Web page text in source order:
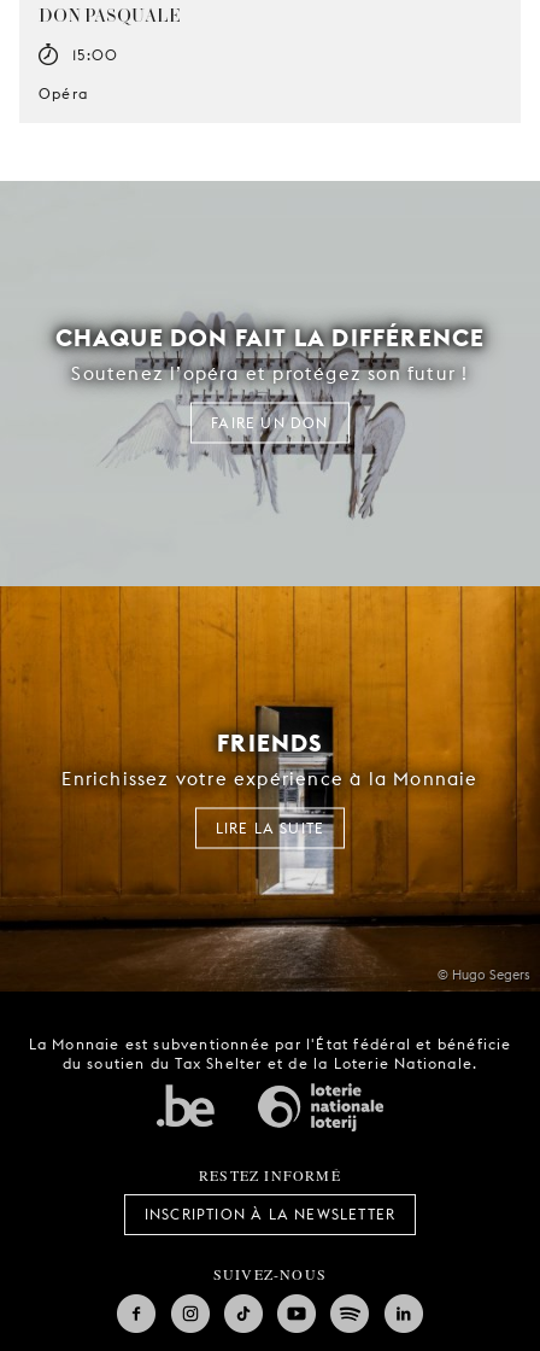
DON PASQUALE
15:00
Opéra
CHAQUE DON FAIT LA DIFFÉRENCE
Soutenez l’opéra et protégez son futur !
FAIRE UN DON
© Hugo Segers
FRIENDS
Enrichissez votre expérience à la Monnaie
LIRE LA SUITE
La Monnaie est subventionnée par l'État fédéral et bénéficie
du soutien du Tax Shelter et de la Loterie Nationale.
RESTEZ INFORMÉ
INSCRIPTION À LA NEWSLETTER
SUIVEZ-NOUS